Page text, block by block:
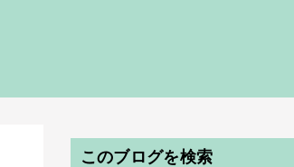
このブログを検索